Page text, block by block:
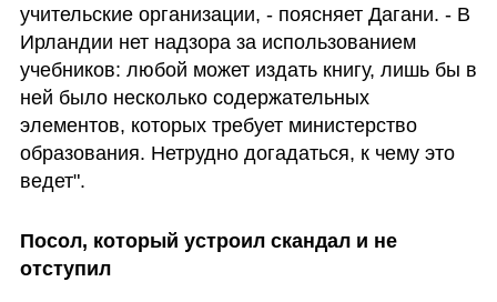
учительские организации, - поясняет Дагани. - В
Ирландии нет надзора за использованием
учебников: любой может издать книгу, лишь бы в
ней было несколько содержательных
элементов, которых требует министерство
образования. Нетрудно догадаться, к чему это
ведет".
Посол, который устроил скандал и не
отступил